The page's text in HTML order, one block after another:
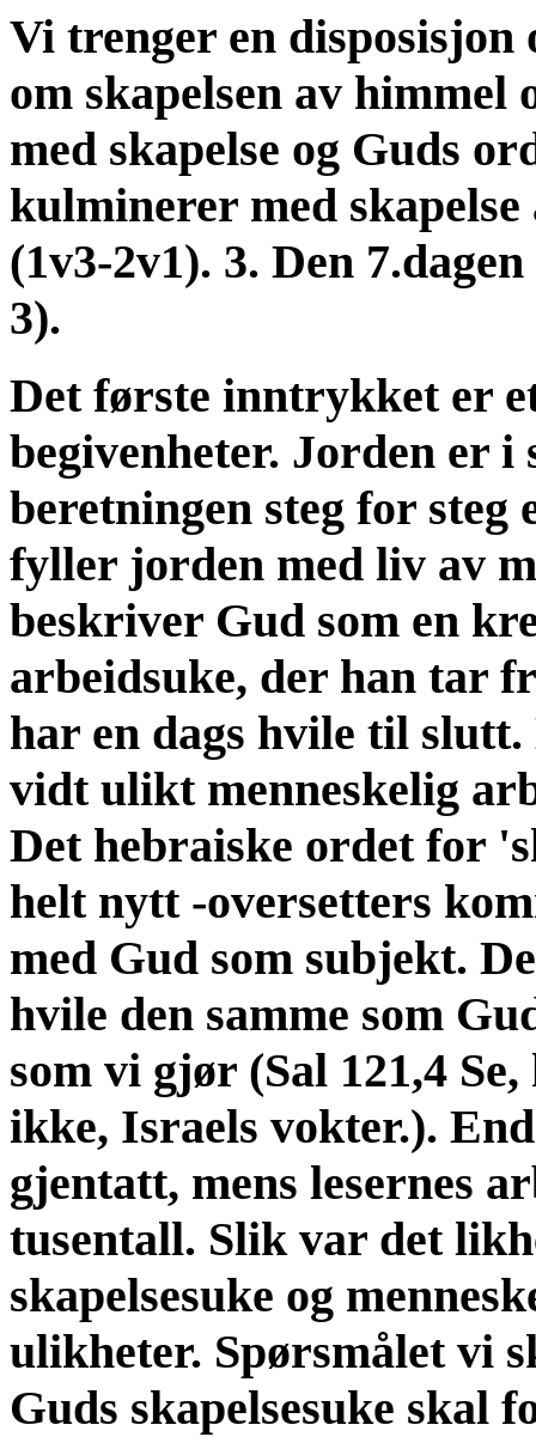
Vi trenger en disposisjon
om skapelsen av himmel
med skapelse og Guds
kulminerer med
(1v3-2v1). 3. Den
3).
Det første inntrykket er
begivenheter. Jorden er i
beretningen steg for
fyller jorden med liv av
beskriver Gud som en
arbeidsuke, der han tar
har en dags hvile til
vidt ulikt menneskelig
Det hebraiske ordet for
helt nytt -oversetters
med Gud som subjekt.
hvile den samme som
som vi gjør (Sal 121,4
ikke, Israels vokter.).
gjentatt, mens lesernes
tusentall. Slik var det
skapelsesuke og
ulikheter. Spørsmålet vi
Guds skapelsesuke skal